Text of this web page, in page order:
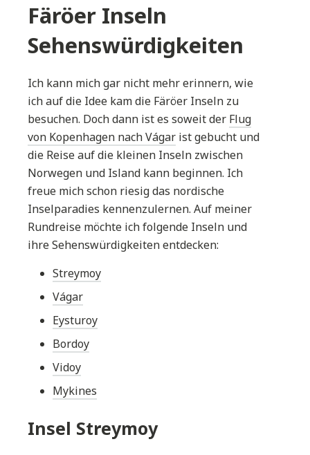
Färöer Inseln
Sehenswürdigkeiten
Ich kann mich gar nicht mehr erinnern, wie
ich auf die Idee kam die Färöer Inseln zu
besuchen. Doch dann ist es soweit der Flug
von Kopenhagen nach Vágar ist gebucht und
die Reise auf die kleinen Inseln zwischen
Norwegen und Island kann beginnen. Ich
freue mich schon riesig das nordische
Inselparadies kennenzulernen. Auf meiner
Rundreise möchte ich folgende Inseln und
ihre Sehenswürdigkeiten entdecken:
Streymoy
Vágar
Eysturoy
Bordoy
Vidoy
Mykines
Insel Streymoy